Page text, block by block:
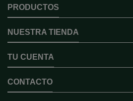
PRODUCTOS
NUESTRA TIENDA
TU CUENTA
CONTACTO